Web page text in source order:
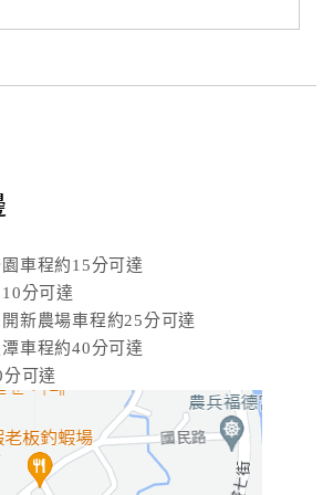
車程約15分可達
分可達
新農場車程約25分可達
車程約40分可達
可達